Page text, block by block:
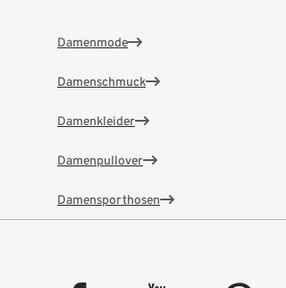
Damenmode
Damenschmuck
Damenkleider
Damenpullover
Damensporthosen